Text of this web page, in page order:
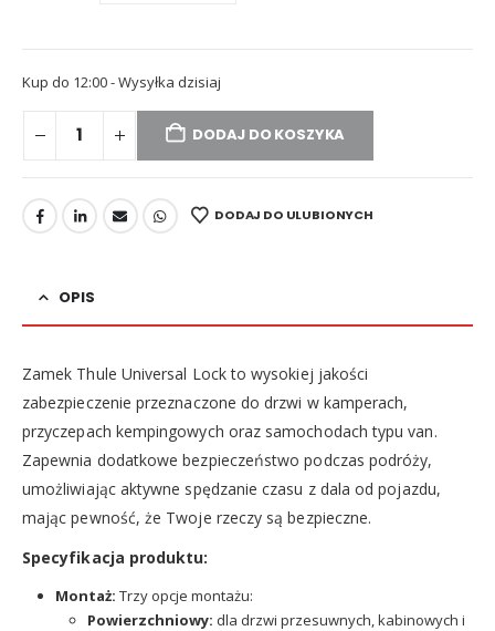
Kup do 12:00 - Wysyłka dzisiaj
DODAJ DO KOSZYKA
DODAJ DO ULUBIONYCH
OPIS
Zamek Thule Universal Lock to wysokiej jakości
zabezpieczenie przeznaczone do drzwi w kamperach,
przyczepach kempingowych oraz samochodach typu van.
Zapewnia dodatkowe bezpieczeństwo podczas podróży,
umożliwiając aktywne spędzanie czasu z dala od pojazdu,
mając pewność, że Twoje rzeczy są bezpieczne.
Specyfikacja produktu:
Montaż: Trzy opcje montażu:
Powierzchniowy: dla drzwi przesuwnych, kabinowych i